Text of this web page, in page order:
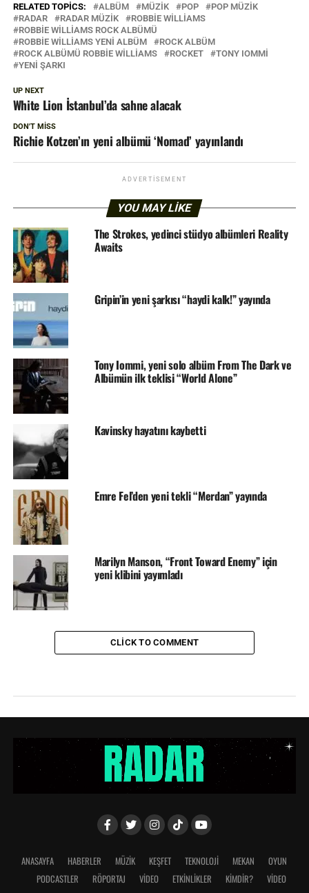
RELATED TOPICS: ALBÜM MÜZIK POP
POP MÜZIK
RADAR
RADAR MÜZIK
ROBBIE WILLIAMS
ROBBIE WILLIAMS ROCK ALBÜMÜ
ROBBIE WILLIAMS YENI ALBÜM
ROCK ALBÜM
ROCK ALBÜMÜ ROBBIE WILLIAMS
ROCKET
TONY IOMMI
YENI ŞARKI
UP NEXT
White Lion İstanbul’da sahne alacak
DON'T MISS
Richie Kotzen’ın yeni albümü ‘Nomad’ yayınlandı
ADVERTISEMENT
YOU MAY LIKE
The Strokes, yedinci stüdyo albümleri Reality
Awaits
Gripin’in yeni şarkısı “haydi kalk!” yayında
Tony Iommi, yeni solo albüm From The Dark ve
Albümün ilk teklisi “World Alone”
Kavinsky hayatını kaybetti
Emre Fel’den yeni tekli “Merdan” yayında
Marilyn Manson, “Front Toward Enemy” için
yeni klibini yayımladı
CLICK TO COMMENT
ANASAYFA HABERLER MÜZİK KEŞFET TEKNOLOJİ MEKAN
OYUN
PODCASTLER
RÖPORTAJ VİDEO ETKİNLİKLER KİMDİR? VIDEO